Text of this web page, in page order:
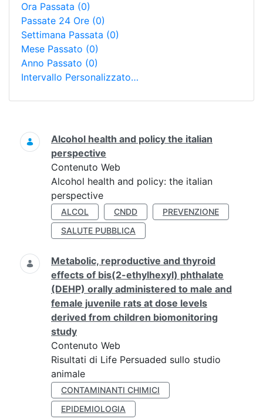
Ora Passata (0)
Passate 24 Ore (0)
Settimana Passata (0)
Mese Passato (0)
Anno Passato (0)
Intervallo Personalizzato…
Ricerca
Alcohol health and policy the italian
perspective
Contenuto Web
Alcohol health and policy: the italian
perspective
ALCOL CNDD
PREVENZIONE
SALUTE PUBBLICA
Metabolic, reproductive and thyroid
effects of bis(2-ethylhexyl) phthalate
(DEHP) orally administered to male and
female juvenile rats at dose levels
derived from children biomonitoring
study
Contenuto Web
Risultati di Life Persuaded sullo studio
animale
CONTAMINANTI CHIMICI
EPIDEMIOLOGIA